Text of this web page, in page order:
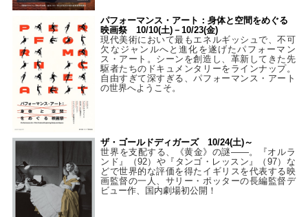
パフォーマンス・アート：身体と空間をめぐる
映画祭 10/10(土)－10/23(金)
現代美術において最もエネルギッシュで、不可
欠なジャンルへと進化を遂げたパフォーマン
ス・アート。シーンを創造し、革新してきた先
駆者たちのドキュメンタリーをラインナップ。
自由すぎて深すぎる、パフォーマンス・アート
の世界へようこそ。
ザ・ゴールドディガーズ 10/24(土)～
世界を支配する、《黄金》の謎――。『オルラ
ンド』（92）や『タンゴ・レッスン』（97）な
どで世界的な評価を得たイギリスを代表する映
画監督の一人、サリー・ポッターの長編監督デ
ビュー作、国内劇場初公開！